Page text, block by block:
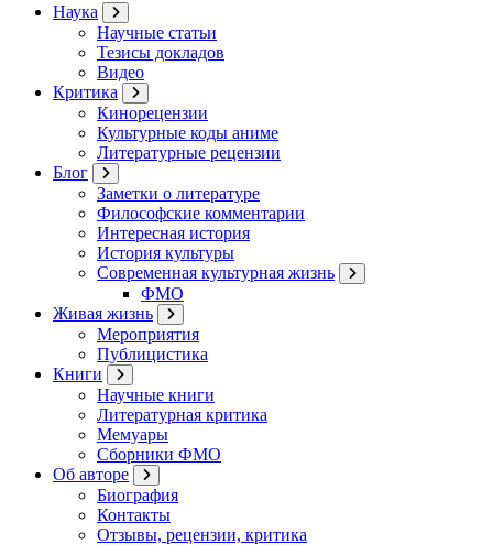
Наука
Научные статьи
Тезисы докладов
Видео
Критика
Кинорецензии
Культурные коды аниме
Литературные рецензии
Блог
Заметки о литературе
Философские комментарии
Интересная история
История культуры
Современная культурная жизнь
ФМО
Живая жизнь
Мероприятия
Публицистика
Книги
Научные книги
Литературная критика
Мемуары
Сборники ФМО
Об авторе
Биография
Контакты
Отзывы, рецензии, критика